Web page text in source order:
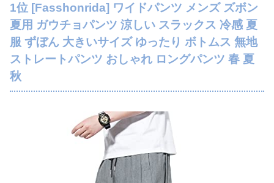
1位 [Fasshonrida] ワイドパンツ メンズ ズボン
夏用 ガウチョパンツ 涼しい スラックス 冷感 夏
服 ずぼん 大きいサイズ ゆったり ボトムス 無地
ストレートパンツ おしゃれ ロングパンツ 春 夏
秋